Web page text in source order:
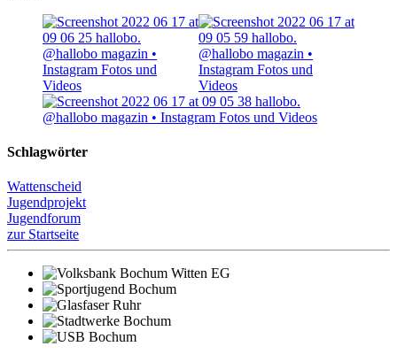
Schlagwörter
Wattenscheid
Jugendprojekt
Jugendforum
zur Startseite